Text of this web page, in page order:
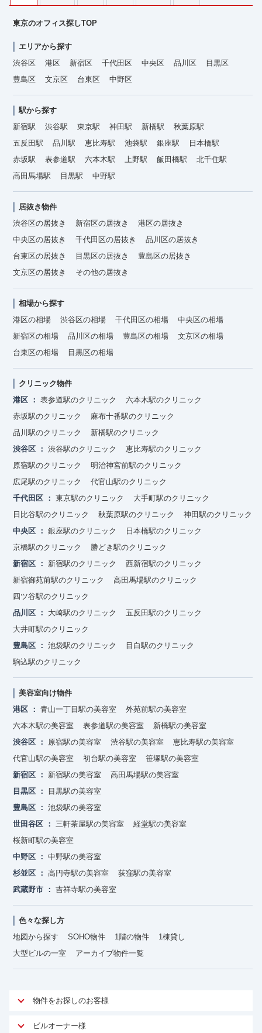
東京のオフィス探しTOP
エリアから探す
渋谷区
港区 新宿区 千代田区 中央区 品川区
目黒区
豊島区
文京区 台東区 中野区
駅から探す
新宿駅
渋谷駅 東京駅 神田駅 新橋駅
秋葉原駅
五反田駅
品川駅 恵比寿駅 池袋駅 銀座駅
日本橋駅
赤坂駅
表参道駅 六本木駅 上野駅 飯田橋駅
北千住駅
高田馬場駅
目黒駅 中野駅
居抜き物件
渋谷区の居抜き
新宿区の居抜き
港区の居抜き
中央区の居抜き
千代田区の居抜き
品川区の居抜き
台東区の居抜き
目黒区の居抜き
豊島区の居抜き
文京区の居抜き
その他の居抜き
相場から探す
港区の相場
渋谷区の相場 千代田区の相場
中央区の相場
新宿区の相場
品川区の相場 豊島区の相場
文京区の相場
台東区の相場
目黒区の相場
クリニック物件
港区
表参道駅のクリニック
六本木駅のクリニック
赤坂駅のクリニック
麻布十番駅のクリニック
品川駅のクリニック
新橋駅のクリニック
渋谷区
渋谷駅のクリニック
恵比寿駅のクリニック
原宿駅のクリニック
明治神宮前駅のクリニック
広尾駅のクリニック
代官山駅のクリニック
千代田区
東京駅のクリニック
大手町駅のクリニック
日比谷駅のクリニック
秋葉原駅のクリニック
神田駅のクリニック
中央区
銀座駅のクリニック
日本橋駅のクリニック
京橋駅のクリニック
勝どき駅のクリニック
新宿区
新宿駅のクリニック
西新宿駅のクリニック
新宿御苑前駅のクリニック
高田馬場駅のクリニック
四ツ谷駅のクリニック
品川区
大崎駅のクリニック
五反田駅のクリニック
大井町駅のクリニック
豊島区
池袋駅のクリニック
目白駅のクリニック
駒込駅のクリニック
美容室向け物件
港区
青山一丁目駅の美容室
外苑前駅の美容室
六本木駅の美容室
表参道駅の美容室
新橋駅の美容室
渋谷区
原宿駅の美容室 渋谷駅の美容室
恵比寿駅の美容室
代官山駅の美容室
初台駅の美容室
笹塚駅の美容室
新宿区
新宿駅の美容室
高田馬場駅の美容室
目黒区
目黒駅の美容室
豊島区
池袋駅の美容室
世田谷区
三軒茶屋駅の美容室
経堂駅の美容室
桜新町駅の美容室
中野区
中野駅の美容室
杉並区
高円寺駅の美容室
荻窪駅の美容室
武蔵野市
吉祥寺駅の美容室
色々な探し方
地図から探す
SOHO物件 1階の物件
1棟貸し
大型ビルの一室
アーカイブ物件一覧
物件をお探しのお客様
アットオフィスが選ばれる理由
ビルオーナー様